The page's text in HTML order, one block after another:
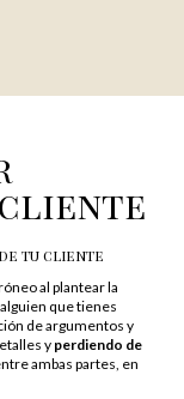
cliente
tu cliente
al plantear la
que tienes
de argumentos y
y perdiendo de
ambas partes, en